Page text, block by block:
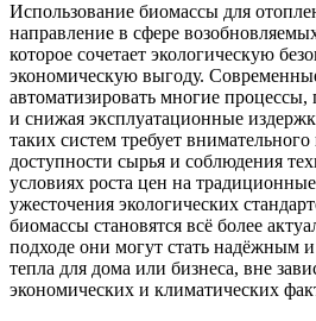
Использование биомассы для
направление в сфере
которое сочетает экологическую
экономическую выгоду.
автоматизировать многие
и снижая эксплуатационные
таких систем требует
доступности сырья и соблюдения
условиях роста цен на
ужесточения экологических
биомассы становятся всё более
подходе они могут стать надёжным
тепла для дома или бизнеса, вне
экономических и климатических